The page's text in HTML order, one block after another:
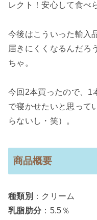
レクト！安心して食べ
今後はこういった輸入
届きにくくなるんだろ
ちゃ。
今回2本買ったので、1
で寝かせたいと思って
らないし・笑）。
商品概要
種類別 ：クリーム
乳脂肪分：5.5％